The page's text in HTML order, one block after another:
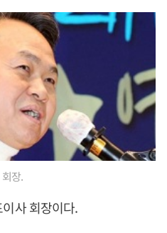
장.
사 회장이다.